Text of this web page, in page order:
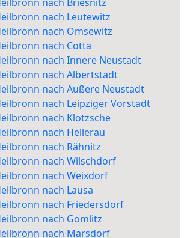
nach Leutewitz
nach Omsewitz
nach Cotta
nach Innere Neustadt
nach Albertstadt
nach Äußere Neustadt
nach Leipziger Vorstadt
nach Klotzsche
nach Hellerau
nach Rähnitz
nach Wilschdorf
nach Weixdorf
nach Lausa
nach Friedersdorf
nach Gomlitz
nach Marsdorf